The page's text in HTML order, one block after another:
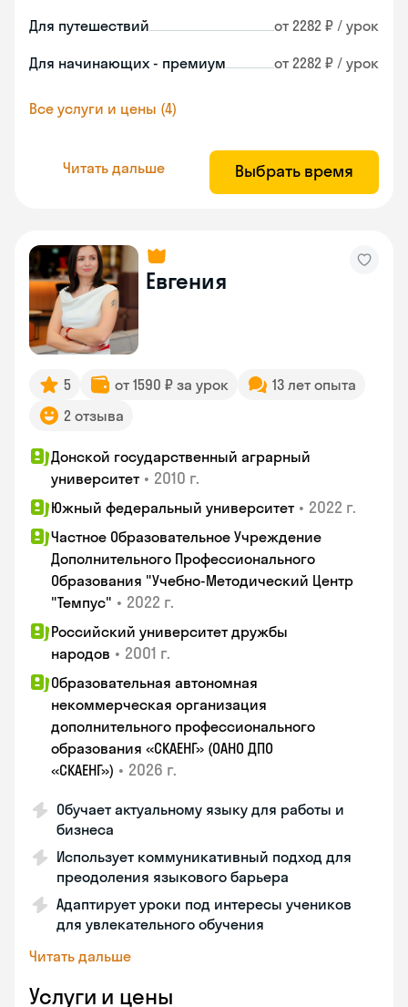
Для путешествий от 2282 ₽ / урок
Для начинающих - премиум от 2282 ₽ / урок
Все услуги и цены (4)
Читать дальше Выбрать время
Евгения
5 от 1590 ₽ за урок
13 лет опыта
2 отзыва
Донской государственный аграрный
университет • 2010 г.
Южный федеральный университет • 2022 г.
Частное Образовательное Учреждение
Дополнительного Профессионального
Образования "Учебно-Методический Центр
"Темпус" • 2022 г.
Российский университет дружбы
народов • 2001 г.
Образовательная автономная
некоммерческая организация
дополнительного профессионального
образования «СКАЕНГ» (ОАНО ДПО
«СКАЕНГ») • 2026 г.
Обучает актуальному языку для работы и
бизнеса
Использует коммуникативный подход для
преодоления языкового барьера
Адаптирует уроки под интересы учеников
для увлекательного обучения
Читать дальше
Услуги и цены